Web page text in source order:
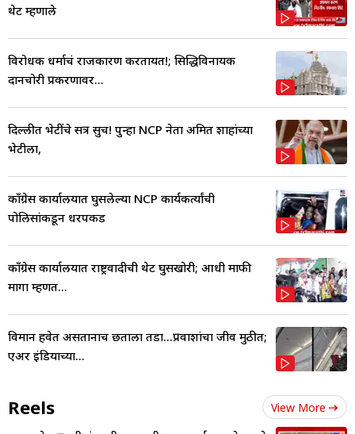
थेट म्हणाले
विरोधक धर्माचं राजकारण करतायत!; सिद्धिविनायक
दानचोरी प्रकरणावर...
दिल्लीत भेटींचे सत्र सुरूच! पुन्हा NCP नेता अमित शाहांच्या
भेटीला,
काँग्रेस कार्यालयात घुसलेल्या NCP कार्यकर्त्यांची
पोलिसांकडून धरपकड
काँग्रेस कार्यालयात राष्ट्रवादीची थेट घुसखोरी; आधी माफी
मागा म्हणत...
विमान हवेत असतानाच छताला तडा...प्रवाशांचा जीव मुठीत;
एअर इंडियाच्या...
Reels View More